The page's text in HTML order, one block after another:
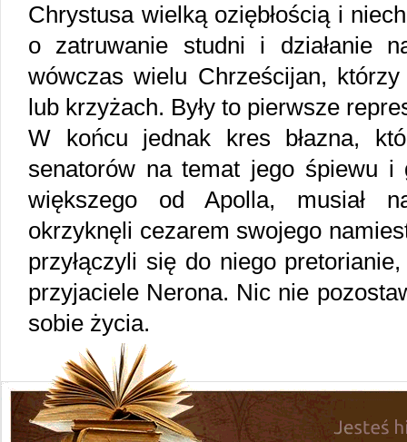
Chrystusa wielką oziębłością i
o zatruwanie studni i działanie
wówczas wielu Chrześcijan,
lub krzyżach. Były to pierwsze
W końcu jednak kres błazna,
senatorów na temat jego śpiewu i
większego od Apolla, musiał
okrzyknęli cezarem swojego
przyłączyli się do niego
przyjaciele Nerona. Nic nie
sobie życia.